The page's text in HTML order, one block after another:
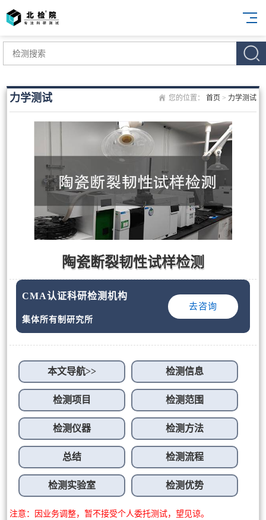
您的位置： 首页 > 力学测试
力学测试
陶瓷断裂韧性试样检测
CMA认证科研检测机构
集体所有制研究所
去咨询
本文导航>> 检测信息
检测项目 检测范围
检测仪器 检测方法
总结 检测流程
检测实验室 检测优势
注意：因业务调整，暂不接受个人委托测试，望见谅。